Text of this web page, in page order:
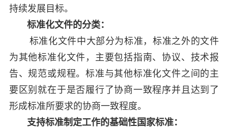
持续发展目标。
标准化文件的分类：
标准化文件中大部分为标准，标准之外的文件
为其他标准化文件，主要包括指南、协议、技术报
告、规范或规程。标准与其他标准化文件之间的主
要区别就在于是否履行了协商一致程序并且达到了
形成标准所要求的协商一致程度。
支持标准制定工作的基础性国家标准：